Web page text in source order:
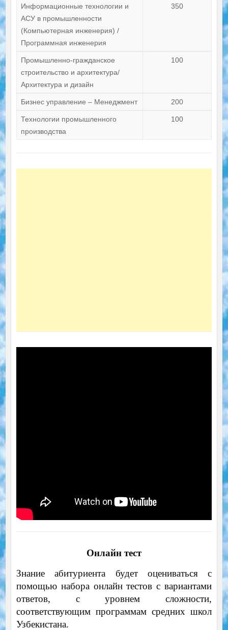
Информационные технологии и
АСУ в промышленности
(Компьютерная инженерия) /
Программная инженерия
350
Промышленно-гражданское
строительство и архитектура/
Архитектура и дизайн
100
Бизнес управление – Менеджмент 200
Технологии промышленного
производства
100
Онлайн тест
Знание абитуриента будет оцениваться с
помощью набора онлайн тестов с вариантами
ответов, с уровнем сложности,
соответствующим программам средних школ
Узбекистана.